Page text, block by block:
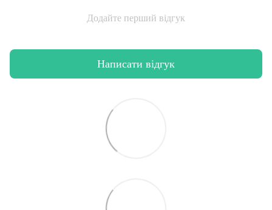
Додайте перший відгук
Написати відгук